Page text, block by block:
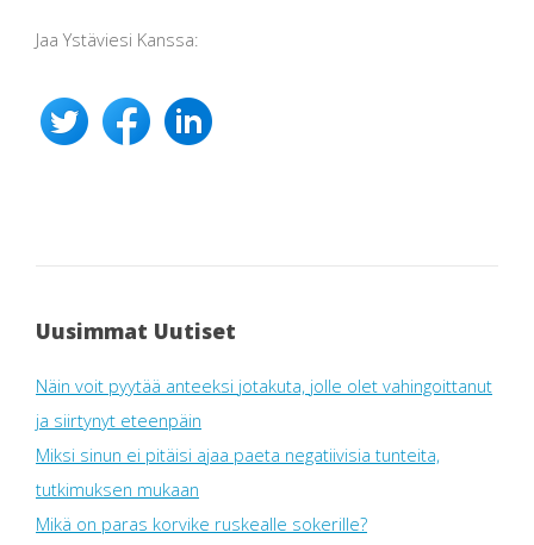
Jaa Ystäviesi Kanssa:
Uusimmat Uutiset
Näin voit pyytää anteeksi jotakuta, jolle olet vahingoittanut
ja siirtynyt eteenpäin
Miksi sinun ei pitäisi ajaa paeta negatiivisia tunteita,
tutkimuksen mukaan
Mikä on paras korvike ruskealle sokerille?